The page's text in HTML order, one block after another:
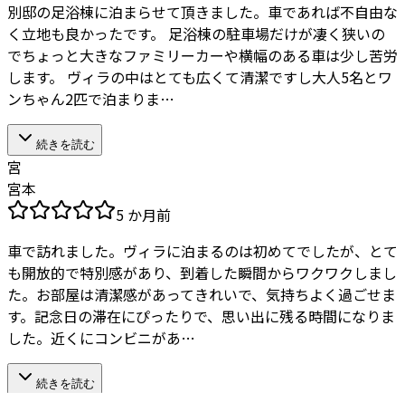
別邸の足浴棟に泊まらせて頂きました。車であれば不自由な
く立地も良かったです。 足浴棟の駐車場だけが凄く狭いの
でちょっと大きなファミリーカーや横幅のある車は少し苦労
します。 ヴィラの中はとても広くて清潔ですし大人5名とワ
ンちゃん2匹で泊まりま…
続きを読む
宮
宮本
5 か月前
車で訪れました。ヴィラに泊まるのは初めてでしたが、とて
も開放的で特別感があり、到着した瞬間からワクワクしまし
た。お部屋は清潔感があってきれいで、気持ちよく過ごせま
す。記念日の滞在にぴったりで、思い出に残る時間になりま
した。近くにコンビニがあ…
続きを読む